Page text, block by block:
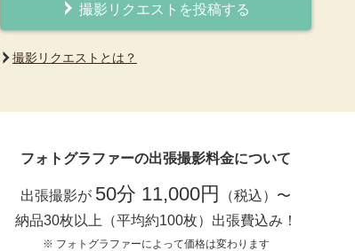
撮影リクエストを投稿する
撮影リクエストとは？
フォトグラファーの出張撮影料金について
出張撮影が 50分 11,000円
（税込）〜
納品30枚以上（平均約100枚）出張費込み！
※ フォトグラファーによって価格は変わります